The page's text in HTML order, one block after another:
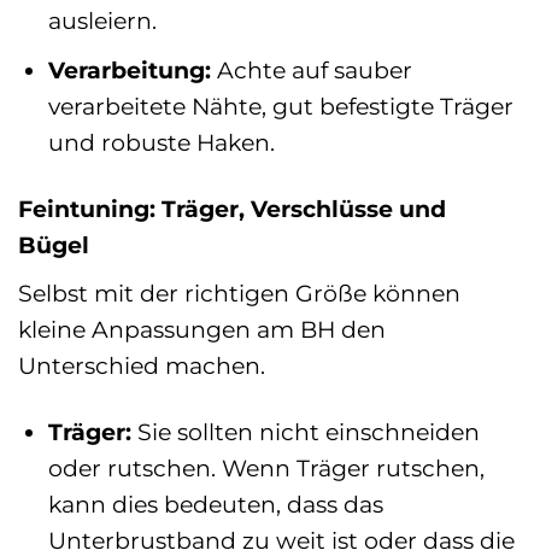
ausleiern.
Verarbeitung:Achte auf sauber
verarbeitete Nähte, gut befestigte Träger
und robuste Haken.
Feintuning: Träger, Verschlüsse und
Bügel
Selbst mit der richtigen Größe können
kleine Anpassungen am BH den
Unterschied machen.
Träger:Sie sollten nicht einschneiden
oder rutschen. Wenn Träger rutschen,
kann dies bedeuten, dass das
Unterbrustband zu weit ist oder dass die